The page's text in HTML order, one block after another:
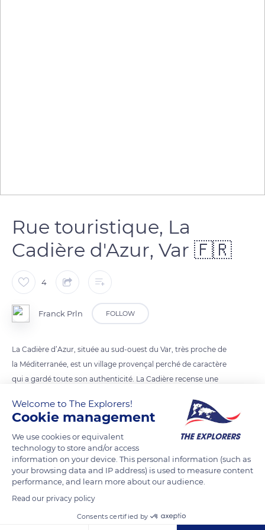
Rue touristique, La
Cadière d'Azur, Var 🇫🇷
4
Franck Prln FOLLOW
La Cadière d’Azur, située au sud-ouest du Var, très proche de
la Méditerranée, est un village provençal perché de caractère
qui a gardé toute son authenticité. La Cadière recense une
garrigue, est utilisé pour la fabrication de savon antiseptique,
pour la cosmétologie et l’art vétérinaire).
READ MORE TRANSLATE
Welcome to The Explorers!
Cookie management
We use cookies or equivalent
technology to store and/or access
information on your device. This personal information (such as
your browsing data and IP address) is used to measure content
performance, and learn more about our audience.
Read our privacy policy
Consents certified by